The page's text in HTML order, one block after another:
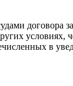
условиях,
в